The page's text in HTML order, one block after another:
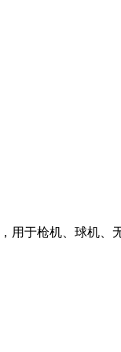
用于枪机、球机、